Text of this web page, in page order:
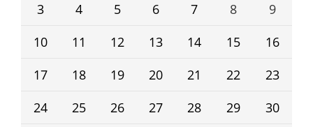
3
4 5 6 7 8
9
10
11 12 13 14 15
16
17
18 19 20 21 22
23
24
25 26 27 28 29
30